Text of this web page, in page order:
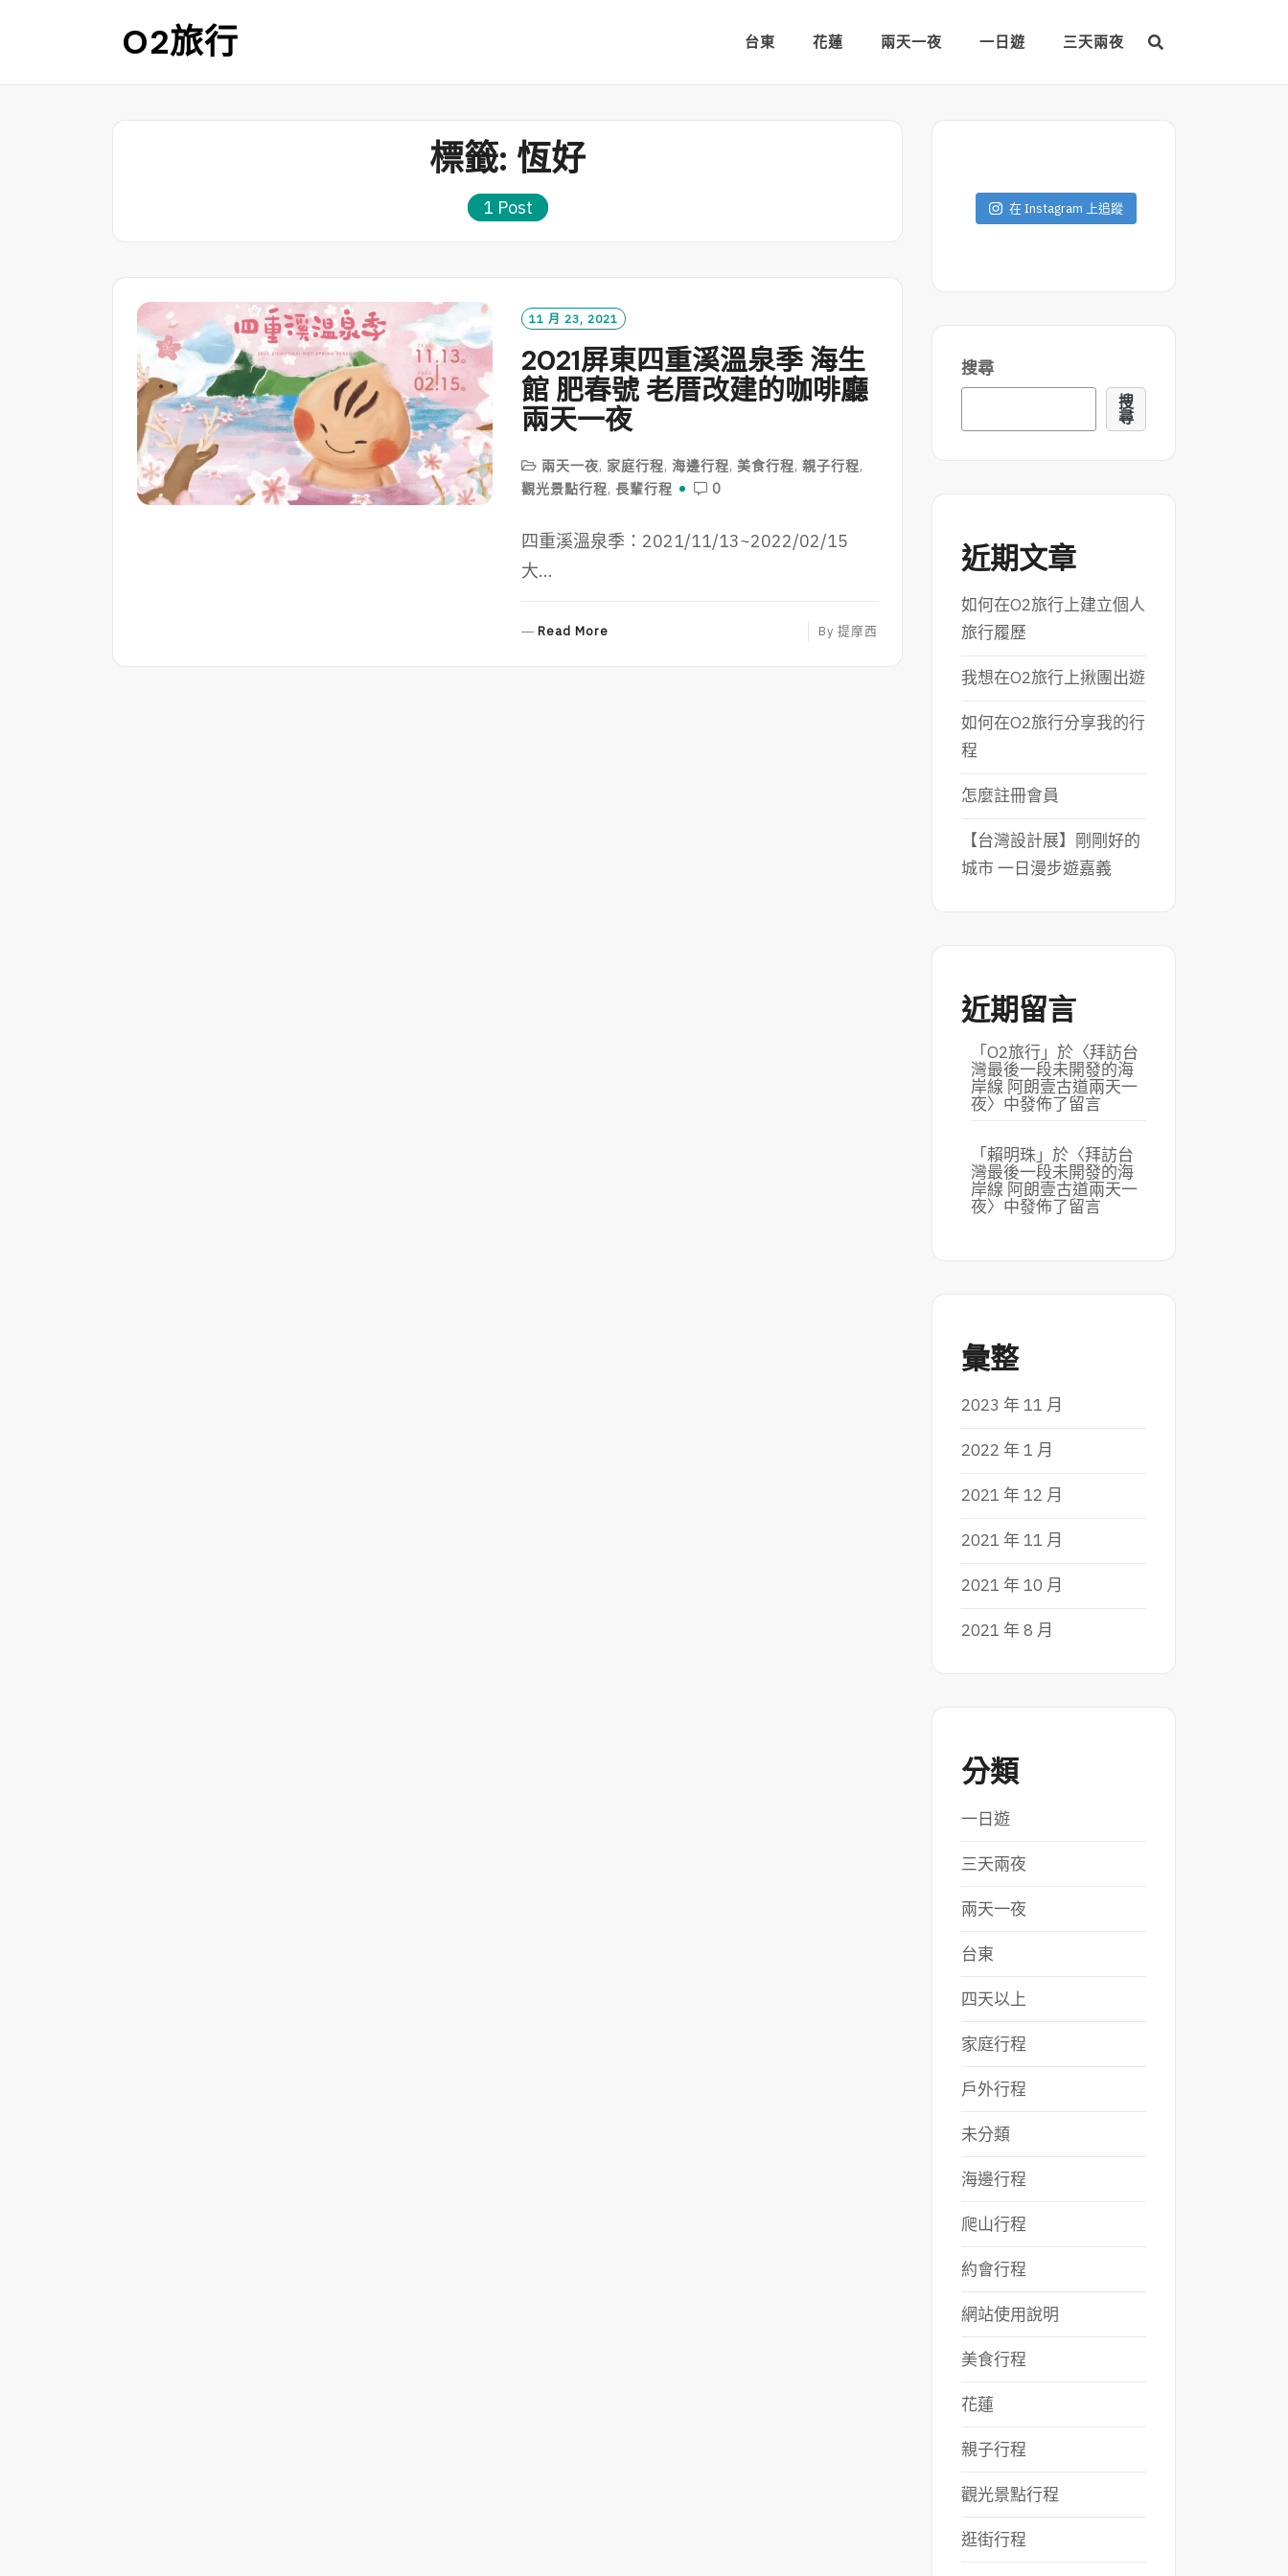
O2旅行 台東 花蓮 兩天一夜 一日遊 三天兩夜
標籤: 恆好
1 Post
11 月 23, 2021
2021屏東四重溪溫泉季 海生
館 肥春號 老厝改建的咖啡廳
兩天一夜
兩天一夜, 家庭行程,海邊行程,美食行程,親子行程,
觀光景點行程,長輩行程 0
四重溪溫泉季：2021/11/13~2022/02/15
大...
Read More By 提摩西
在 Instagram 上追蹤
搜尋
搜
尋
近期文章
如何在O2旅行上建立個人
旅行履歷
我想在O2旅行上揪團出遊
如何在O2旅行分享我的行
程
怎麼註冊會員
【台灣設計展】剛剛好的
城市 一日漫步遊嘉義
近期留言
「O2旅行」於〈拜訪台
灣最後一段未開發的海
岸線 阿朗壹古道兩天一
夜〉中發佈了留言
「賴明珠」於〈拜訪台
灣最後一段未開發的海
岸線 阿朗壹古道兩天一
夜〉中發佈了留言
彙整
2023 年 11 月
2022 年 1 月
2021 年 12 月
2021 年 11 月
2021 年 10 月
2021 年 8 月
分類
一日遊
三天兩夜
兩天一夜
台東
四天以上
家庭行程
戶外行程
未分類
海邊行程
爬山行程
約會行程
網站使用說明
美食行程
花蓮
親子行程
觀光景點行程
逛街行程